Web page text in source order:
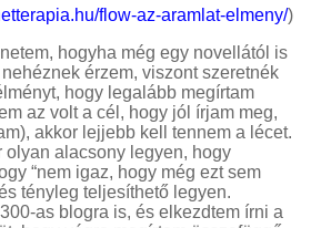
flow-az-aramlat-elmeny/)
hogyha még egy novellától is
érzem, viszont szeretnék
hogy legalább megírtam
az volt a cél, hogy jól írjam meg,
akkor lejjebb kell tennem a lécet.
olyan alacsony legyen, hogy
“nem igaz, hogy még ezt sem
tényleg teljesíthető legyen.
as blogra is, és elkezdtem írni a